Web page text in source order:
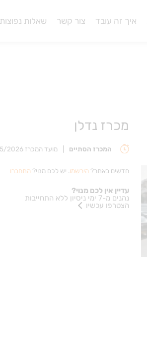
איך זה עובד צור קשר שאלות נפוצות
מכרז נדלן
המכרז הסתיים מועד המכרז 10/05/2026 14:00:00
חדשים באתר? הירשמו. יש לכם מנוי? התחברו
עדיין אין לכם מנוי?
נהנים מ-7 ימי ניסיון ללא התחייבות
הצטרפו עכשיו